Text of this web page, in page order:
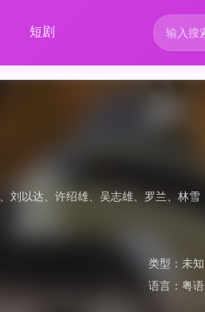
短剧
刘以达 许绍雄 吴志雄 罗兰
林雪
类型： 未知
语言： 粤语